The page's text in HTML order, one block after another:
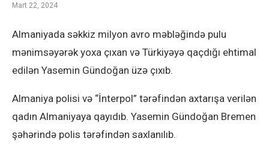
Mart 22, 2024
Almaniyada səkkiz milyon avro məbləğində pulu
mənimsəyərək yoxa çıxan və Türkiyəyə qaçdığı ehtimal
edilən Yasemin Gündoğan üzə çıxıb.
Almaniya polisi və “İnterpol” tərəfindən axtarışa verilən
qadın Almaniyaya qayıdıb. Yasemin Gündoğan Bremen
şəhərində polis tərəfindən saxlanılıb.